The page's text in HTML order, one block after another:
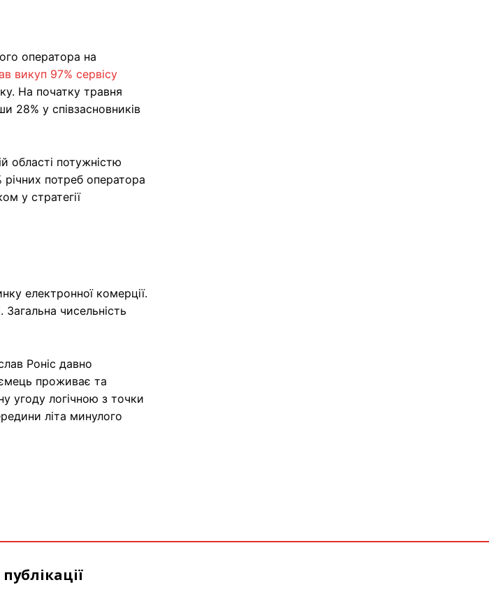
оператора на
викуп 97% сервісу
На початку травня
28% у співзасновників
області потужністю
потреб оператора
у стратегії
електронної комерції.
чисельність
Роніс давно
проживає та
угоду логічною з точки
літа минулого